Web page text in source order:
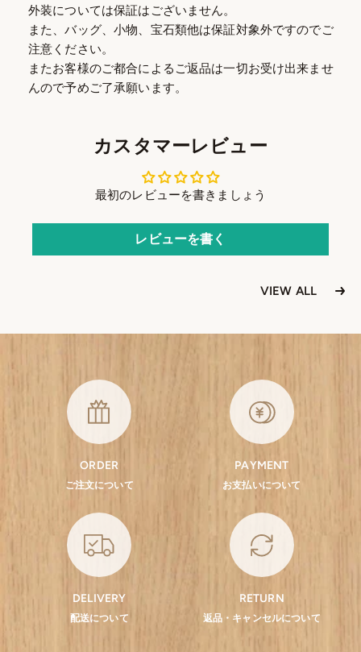
外装については保証はございません。
また、バッグ、小物、宝石類他は保証対象外ですのでご
注意ください。
またお客様のご都合によるご返品は一切お受け出来ませ
んので予めご了承願います。
カスタマーレビュー
最初のレビューを書きましょう
レビューを書く
VIEW ALL
ORDER
ご注文について
PAYMENT
お支払いについて
DELIVERY
配送について
RETURN
返品・キャンセルについて